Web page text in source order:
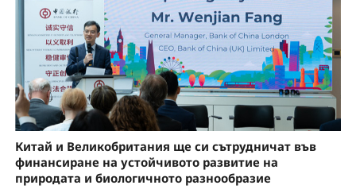
Китай и Великобритания ще си сътрудничат във
финансиране на устойчивото развитие на
природата и биологичното разнообразие